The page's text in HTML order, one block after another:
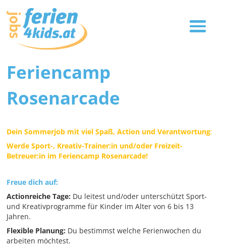
Feriencamp
Rosenarcade
Dein Sommerjob mit viel Spaß, Action und Verantwortung:
Werde Sport-, Kreativ-Trainer:in und/oder Freizeit-
Betreuer:in im Feriencamp Rosenarcade!
Freue dich auf:
Actionreiche Tage: Du leitest und/oder unterschützt Sport-
und Kreativprogramme für Kinder im Alter von 6 bis 13
Jahren.
Flexible Planung: Du bestimmst welche Ferienwochen du
arbeiten möchtest.